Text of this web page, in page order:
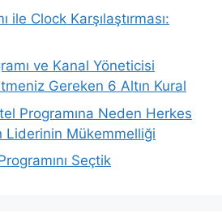
ile Clock Karşılaştırması:
ve Kanal Yöneticisi
Gereken 6 Altın Kural
Programına Neden Herkes
Liderinin Mükemmelliği
Seçtik